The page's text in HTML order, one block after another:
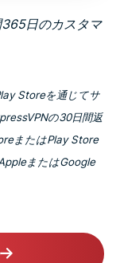
日のカスタマ
Storeを通じてサ
の30日間返
またはPlay Store
またはGoogle